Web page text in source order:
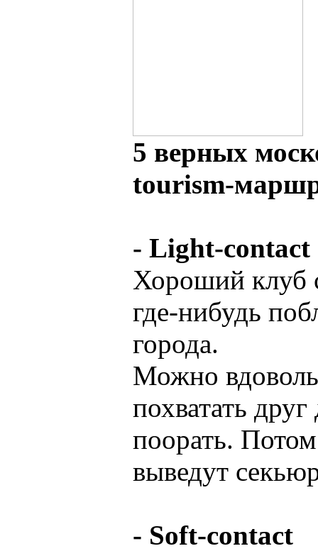
5 верных
tourism-
- Light-contact
Хороший клуб
где-нибудь
города.
Можно вдоволь
похватать
поорать.
выведут
- Soft-contact